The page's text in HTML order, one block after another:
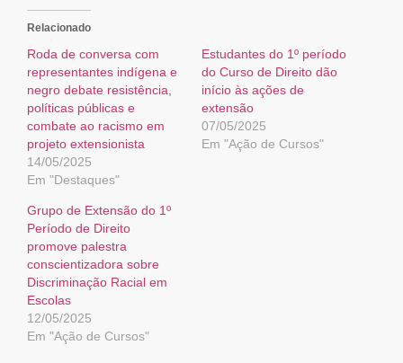
Relacionado
Roda de conversa com
representantes indígena e
negro debate resistência,
políticas públicas e
combate ao racismo em
projeto extensionista
14/05/2025
Em "Destaques"
Estudantes do 1º período
do Curso de Direito dão
início às ações de
extensão
07/05/2025
Em "Ação de Cursos"
Grupo de Extensão do 1º
Período de Direito
promove palestra
conscientizadora sobre
Discriminação Racial em
Escolas
12/05/2025
Em "Ação de Cursos"